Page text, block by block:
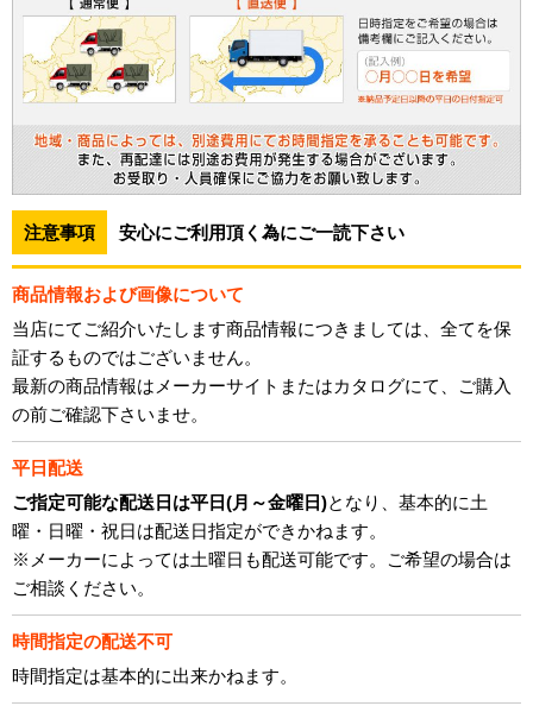
注意事項 安心にご利用頂く為にご一読下さい
商品情報および画像について
当店にてご紹介いたします商品情報につきましては、全てを保
証するものではございません。
最新の商品情報はメーカーサイトまたはカタログにて、ご購入
の前ご確認下さいませ。
平日配送
ご指定可能な配送日は平日(月～金曜日)となり、基本的に土
曜・日曜・祝日は配送日指定ができかねます。
※メーカーによっては土曜日も配送可能です。ご希望の場合は
ご相談ください。
時間指定の配送不可
時間指定は基本的に出来かねます。